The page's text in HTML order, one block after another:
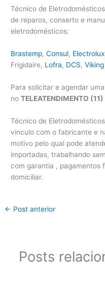
Técnico de
de reparos, conserto e
eletrodomésticos:
Brastemp,Consul, Electrolux
Frigidaire, Lofra, DCS,Viking
Para solicitar e agendar
noTELEATENDIMENTO
Técnico de
vinculo com o fabricante e
motivo pelo qual pode
importadas, trabalhando
com garantia , pagamentos
domiciliar.
← Post anterior
Posts